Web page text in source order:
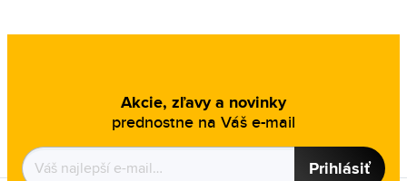
Akcie, zľavy a novinky
prednostne na Váš e-mail
Prihlásiť